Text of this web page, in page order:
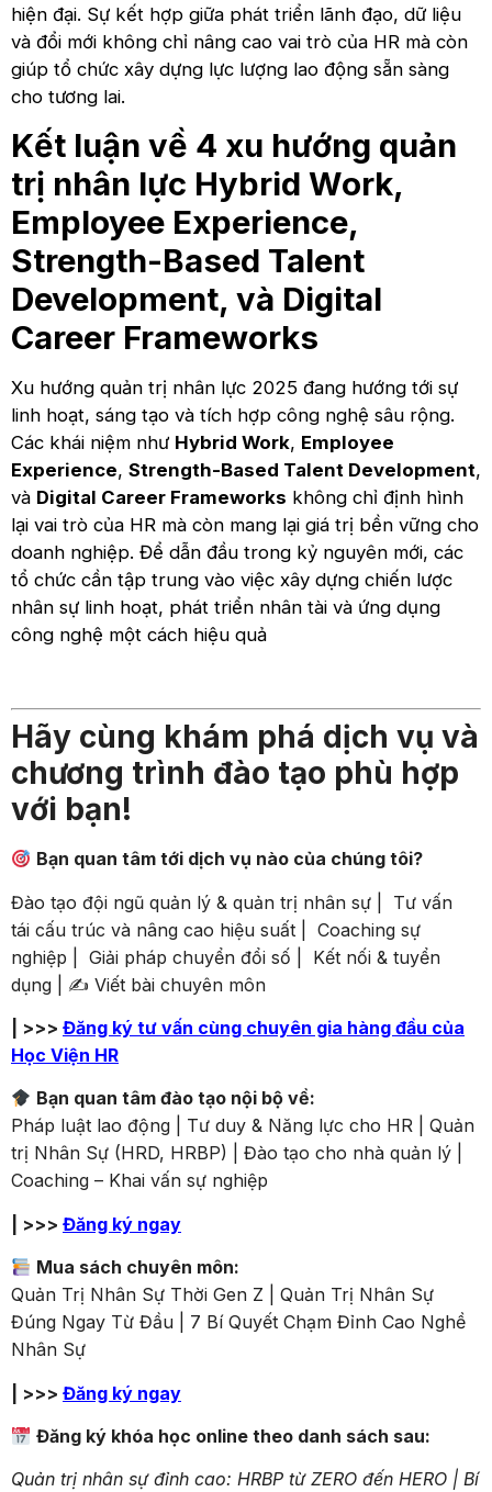
hiện đại. Sự kết hợp giữa phát triển lãnh đạo, dữ liệu
và đổi mới không chỉ nâng cao vai trò của HR mà còn
giúp tổ chức xây dựng lực lượng lao động sẵn sàng
cho tương lai.
Kết luận về 4 xu hướng quản
trị nhân lực Hybrid Work,
Employee Experience,
Strength-Based Talent
Development, và Digital
Career Frameworks
Xu hướng quản trị nhân lực 2025 đang hướng tới sự
linh hoạt, sáng tạo và tích hợp công nghệ sâu rộng.
Các khái niệm như Hybrid Work, Employee
Experience, Strength-Based Talent Development,
và Digital Career Frameworks không chỉ định hình
lại vai trò của HR mà còn mang lại giá trị bền vững cho
doanh nghiệp. Để dẫn đầu trong kỷ nguyên mới, các
tổ chức cần tập trung vào việc xây dựng chiến lược
nhân sự linh hoạt, phát triển nhân tài và ứng dụng
công nghệ một cách hiệu quả
Hãy cùng khám phá dịch vụ và
chương trình đào tạo phù hợp
với bạn!
Bạn quan tâm tới dịch vụ nào của chúng tôi?
Đào tạo đội ngũ quản lý & quản trị nhân sự | Tư vấn
tái cấu trúc và nâng cao hiệu suất | Coaching sự
nghiệp | Giải pháp chuyển đổi số | Kết nối & tuyển
dụng | ✍️ Viết bài chuyên môn
| >>> Đăng ký tư vấn cùng chuyên gia hàng đầu của
Học Viện HR
Bạn quan tâm đào tạo nội bộ về:
Pháp luật lao động | Tư duy & Năng lực cho HR | Quản
trị Nhân Sự (HRD, HRBP) | Đào tạo cho nhà quản lý |
Coaching – Khai vấn sự nghiệp
| >>> Đăng ký ngay
Mua sách chuyên môn:
Quản Trị Nhân Sự Thời Gen Z | Quản Trị Nhân Sự
Đúng Ngay Từ Đầu | 7 Bí Quyết Chạm Đỉnh Cao Nghề
Nhân Sự
| >>> Đăng ký ngay
Đăng ký khóa học online theo danh sách sau:
Quản trị nhân sự đỉnh cao: HRBP từ ZERO đến HERO | Bí